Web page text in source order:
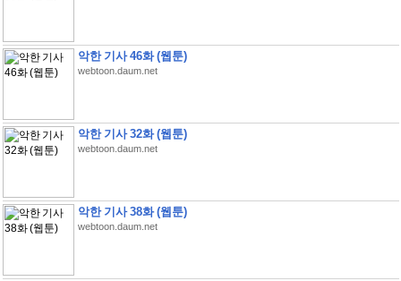
악한 기사 46화 (웹툰)
webtoon.daum.net
악한 기사 32화 (웹툰)
webtoon.daum.net
악한 기사 38화 (웹툰)
webtoon.daum.net